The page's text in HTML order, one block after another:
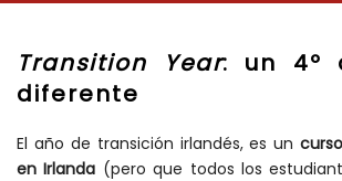
Transition Year: un 4º
diferente
El año de transición irlandés, es un
en Irlanda (pero que todos los